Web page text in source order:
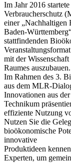
Im Jahr 2016
Verbraucherschutz
einer
Baden-
stattfindenden
mit der
Raumes auszubauen.
Im Rahmen des 3.
aus dem MLR-
Innovationen aus
Technikum
effiziente Nutzung
Nutzen Sie die
bioökonomische
innovative
Produktideen
Experten, um